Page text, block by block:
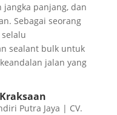
panjang, dan
Sebagai seorang
sealant bulk untuk
jalan yang
Putra Jaya | CV.